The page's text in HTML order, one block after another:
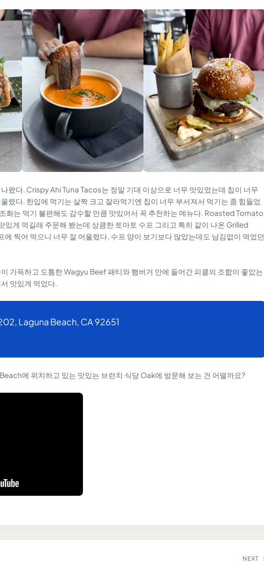
왔다. Crispy Ahi Tuna Tacos는 정말 기대 이상으로 너무 맛있었는데 칩이 너무
렸다. 한입에 먹기는 살짝 크고 잘라먹기엔 칩이 너무 부서져서 먹기는 좀 힘들었
화는 먹기 불편해도 감수할 만큼 맛있어서 꼭 추천하는 메뉴다. Roasted Tomato
있게 먹길래 주문해 봤는데 상큼한 토마토 수프 그리고 특히 같이 나온 Grilled
찍어 먹으니 너무 잘 어울렸다. 수프 양이 보기보다 많았는데도 남김없이 먹었던
가득하고 도톰한 Wagyu Beef 패티와 햄버거 안에 들어간 피클의 조합이 좋았는
맛있게 먹었다.
Laguna Beach, CA 92651
에 위치하고 있는 맛있는 브런치 식당 Oak에 방문해 보는 건 어떨까요?
NEXT